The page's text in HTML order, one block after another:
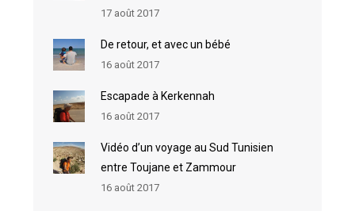
17 août 2017
De retour, et avec un bébé
16 août 2017
Escapade à Kerkennah
16 août 2017
Vidéo d’un voyage au Sud Tunisien
entre Toujane et Zammour
16 août 2017